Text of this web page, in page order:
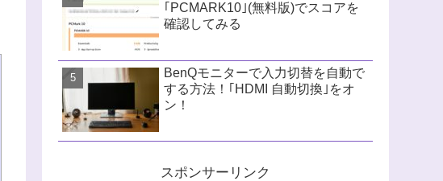
｢PCMARK10｣(無料版)でスコアを
確認してみる
BenQモニターで入力切替を自動で
する方法！｢HDMI 自動切換｣をオ
ン！
スポンサーリンク